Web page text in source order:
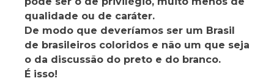
qualidade ou de caráter.
De modo que deveríamos ser um Brasil
de brasileiros coloridos e não um que seja
o da discussão do preto e do branco.
É isso!